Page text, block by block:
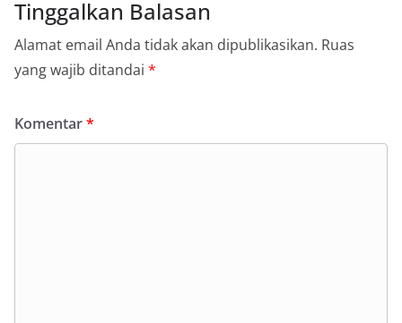
Tinggalkan Balasan
Alamat email Anda tidak akan dipublikasikan. Ruas
yang wajib ditandai *
Komentar*